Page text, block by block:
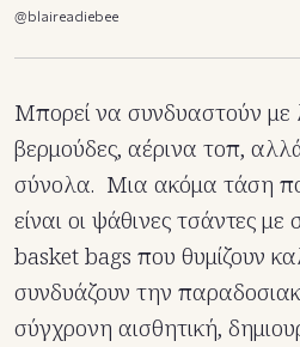
@blaireadiebee
Μπορεί να συνδυαστούν με
βερμούδες, αέρινα τοπ,
σύνολα. Μια ακόμα τάση
είναι οι ψάθινες τσάντες
basket bags που θυμίζουν
συνδυάζουν την
σύγχρονη αισθητική,